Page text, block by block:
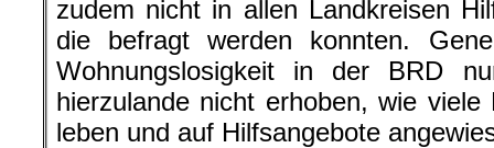
zudem nicht in allen Landkreisen
die befragt werden konnten.
Wohnungslosigkeit in der BRD
hierzulande nicht erhoben, wie
leben und auf Hilfsangebote